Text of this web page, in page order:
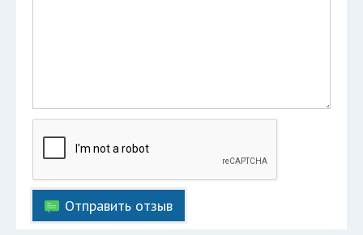
Отправить отзыв